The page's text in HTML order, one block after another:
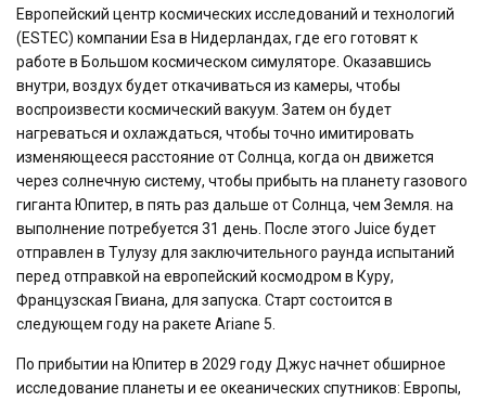
Европейский центр космических исследований и технологий
(ESTEC) компании Esa в Нидерландах, где его готовят к
работе в Большом космическом симуляторе. Оказавшись
внутри, воздух будет откачиваться из камеры, чтобы
воспроизвести космический вакуум. Затем он будет
нагреваться и охлаждаться, чтобы точно имитировать
изменяющееся расстояние от Солнца, когда он движется
через солнечную систему, чтобы прибыть на планету газового
гиганта Юпитер, в пять раз дальше от Солнца, чем Земля. на
выполнение потребуется 31 день. После этого Juice будет
отправлен в Тулузу для заключительного раунда испытаний
перед отправкой на европейский космодром в Куру,
Французская Гвиана, для запуска. Старт состоится в
следующем году на ракете Ariane 5.
По прибытии на Юпитер в 2029 году Джус начнет обширное
исследование планеты и ее океанических спутников: Европы,